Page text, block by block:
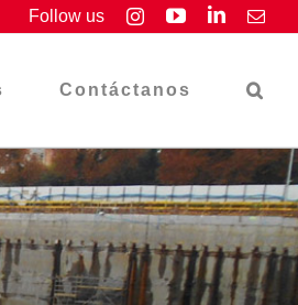
Follow us InstagramYouTube
LinkedIn
Contáctanos